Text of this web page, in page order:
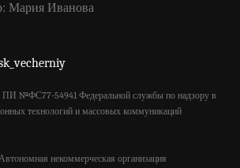
Мария Иванова
ПИ №ФС77-54941 Федеральной службы по надзору в
технологий и массовых коммуникаций
некоммерческая организация